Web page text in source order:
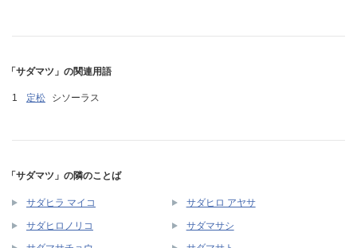
「サダマツ」の関連用語
定松 シソーラス
「サダマツ」の隣のことば
サダヒラ マイコ サダヒロ アヤサ
サダヒロノリコ サダマサシ